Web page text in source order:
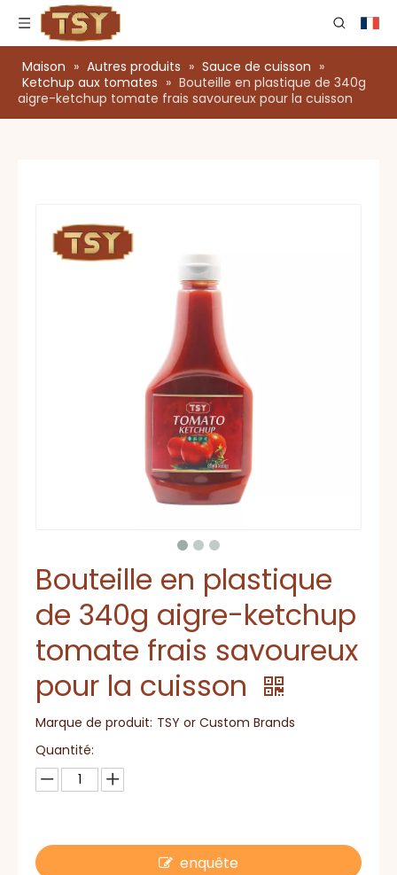
Maison » Autres produits » Sauce de cuisson »
Ketchup aux tomates » Bouteille en plastique de 340g
aigre-ketchup tomate frais savoureux pour la cuisson
Bouteille en plastique
de 340g aigre-ketchup
tomate frais savoureux
pour la cuisson
Marque de produit: TSY or Custom Brands
Quantité:
enquête